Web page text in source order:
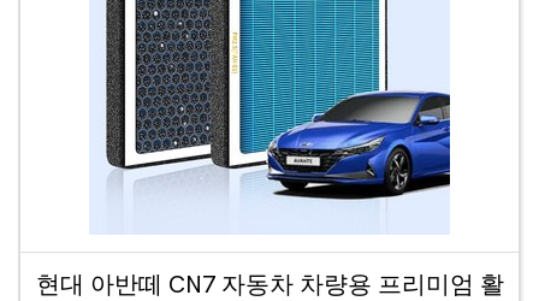
현대 아반떼 CN7 자동차 차량용 프리미엄 활